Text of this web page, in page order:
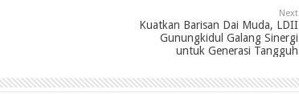
Next
Kuatkan Barisan Dai Muda, LDII
Gunungkidul Galang Sinergi
untuk Generasi Tangguh